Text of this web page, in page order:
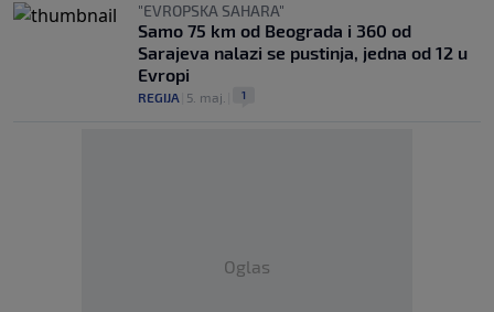
"EVROPSKA SAHARA"
Samo 75 km od Beograda i 360 od
Sarajeva nalazi se pustinja, jedna od 12 u
Evropi
REGIJA 5. maj. 1
Oglas